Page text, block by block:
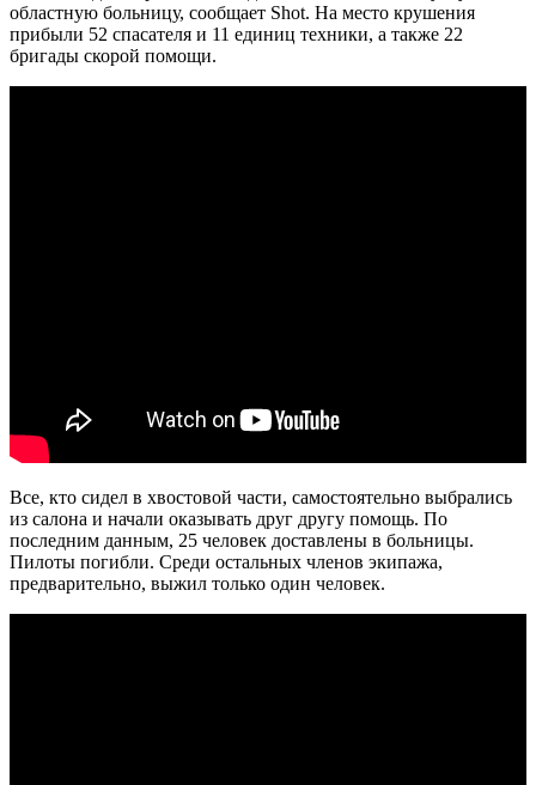
областную больницу, сообщает Shot. На место крушения
прибыли 52 спасателя и 11 единиц техники, а также 22
бригады скорой помощи.
Все, кто сидел в хвостовой части, самостоятельно выбрались
из салона и начали оказывать друг другу помощь. По
последним данным, 25 человек доставлены в больницы.
Пилоты погибли. Среди остальных членов экипажа,
предварительно, выжил только один человек.